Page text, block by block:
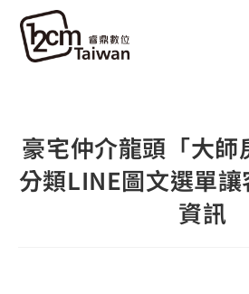
豪宅仲介龍頭「大師
分類LINE圖文選單
資訊